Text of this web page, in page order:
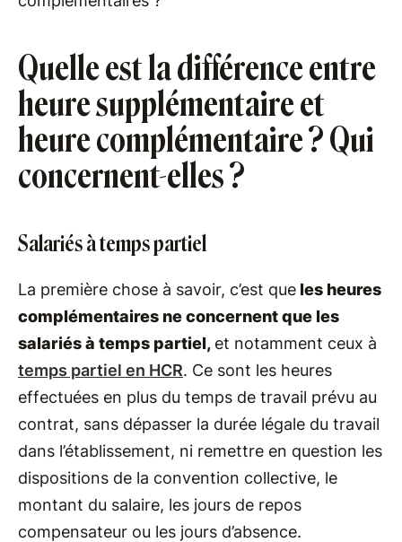
Quelle est la différence entre
heure supplémentaire et
heure complémentaire ? Qui
concernent-elles ?
Salariés à temps partiel
La première chose à savoir, c’est que les heures
complémentaires ne concernent que les
salariés à temps partiel, et notamment ceux à
temps partiel en HCR. Ce sont les heures
effectuées en plus du temps de travail prévu au
contrat, sans dépasser la durée légale du travail
dans l’établissement, ni remettre en question les
dispositions de la convention collective, le
montant du salaire, les jours de repos
compensateur ou les jours d’absence.